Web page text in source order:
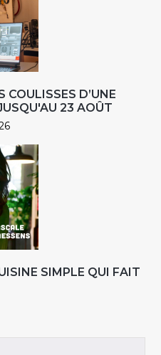
COULISSES D’UNE
23 AOÛT
SIMPLE QUI FAIT